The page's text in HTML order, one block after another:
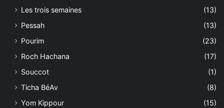
Les trois semaines
(13)
Pessah
(13)
Pourim
(23)
Roch Hachana
(17)
Souccot
(1)
Ticha BéAv
(8)
Yom Kippour
(15)